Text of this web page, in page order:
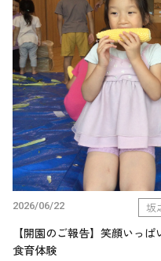
2026/06/22 坂
【開園のご報告】笑顔いっ
食育体験